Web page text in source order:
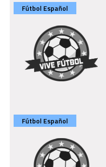
Fútbol Español
Fútbol Español